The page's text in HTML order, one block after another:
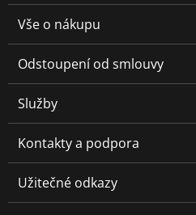
Vše o nákupu
Odstoupení od smlouvy
Služby
Kontakty a podpora
Užitečné odkazy